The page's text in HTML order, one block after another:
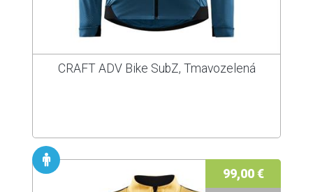
CRAFT ADV Bike SubZ, Tmavozelená
99,00 €